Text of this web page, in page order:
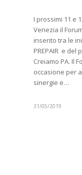
I prossimi 11 e
Venezia il
inserito tra le
PREPAIR e del
Creiamo PA. Il
occasione per
sinergie e…
31/05/2019